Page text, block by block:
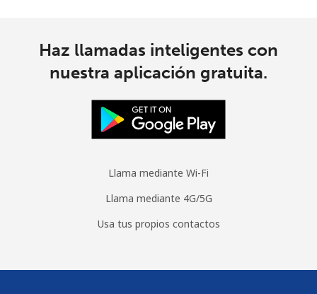
Haz llamadas inteligentes con
nuestra aplicación gratuita.
Llama mediante Wi-Fi
Llama mediante 4G/5G
Usa tus propios contactos